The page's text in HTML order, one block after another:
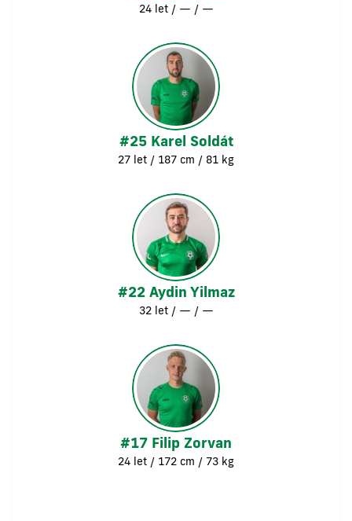
24 let / — / —
#25 Karel Soldát
27 let / 187 cm / 81 kg
#22 Aydin Yilmaz
32 let / — / —
#17 Filip Zorvan
24 let / 172 cm / 73 kg